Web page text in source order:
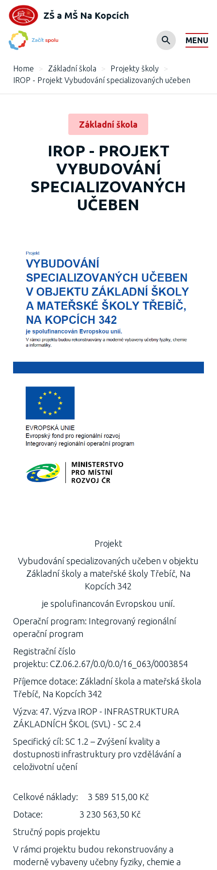
MENU
Home > Základní škola > Projekty školy
>
IROP - Projekt Vybudování specializovaných učeben
Základní škola
IROP - PROJEKT
VYBUDOVÁNÍ
SPECIALIZOVANÝCH
UČEBEN
Projekt
Vybudování specializovaných učeben v objektu
Základní školy a mateřské školy Třebíč, Na
Kopcích 342
je spolufinancován Evropskou unií.
Operační program: Integrovaný regionální
operační program
Registrační číslo
projektu: CZ.06.2.67/0.0/0.0/16_063/0003854
Příjemce dotace: Základní škola a mateřská škola
Třebíč, Na Kopcích 342
Výzva: 47. Výzva IROP - INFRASTRUKTURA
ZÁKLADNÍCH ŠKOL (SVL) - SC 2.4
Specifický cíl: SC 1.2 – Zvýšení kvality a
dostupnosti infrastruktury pro vzdělávání a
celoživotní učení
Celkové náklady: 3 589 515,00 Kč
Dotace: 3 230 563,50 Kč
Stručný popis projektu
V rámci projektu budou rekonstruovány a
moderně vybaveny učebny fyziky, chemie a